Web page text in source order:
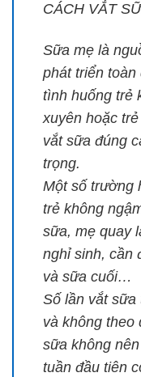
CÁCH VẮT
Sữa mẹ là
phát triển toàn
tình huống trẻ
xuyên hoặc
vắt sữa đúng
trọng.
Một số trường
trẻ không
sữa, mẹ quay
nghỉ sinh, cần
và sữa cuối…
Số lần vắt sữa
và không theo
sữa không
tuần đầu tiên